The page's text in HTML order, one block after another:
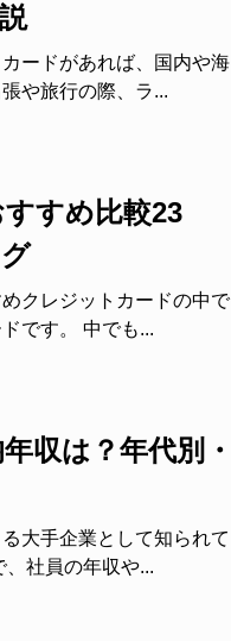
ードがあれば、国内や海
や旅行の際、ラ...
すすめ比較23
クレジットカードの中で
です。 中でも...
収は？年代別・
大手企業として知られて
社員の年収や...